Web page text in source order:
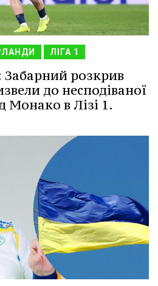
ЛІГА 1
розкрив
до несподіваної
Монако в Лізі 1.